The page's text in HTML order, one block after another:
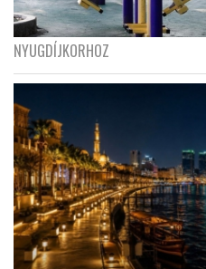
NYUGDÍJKORHOZ